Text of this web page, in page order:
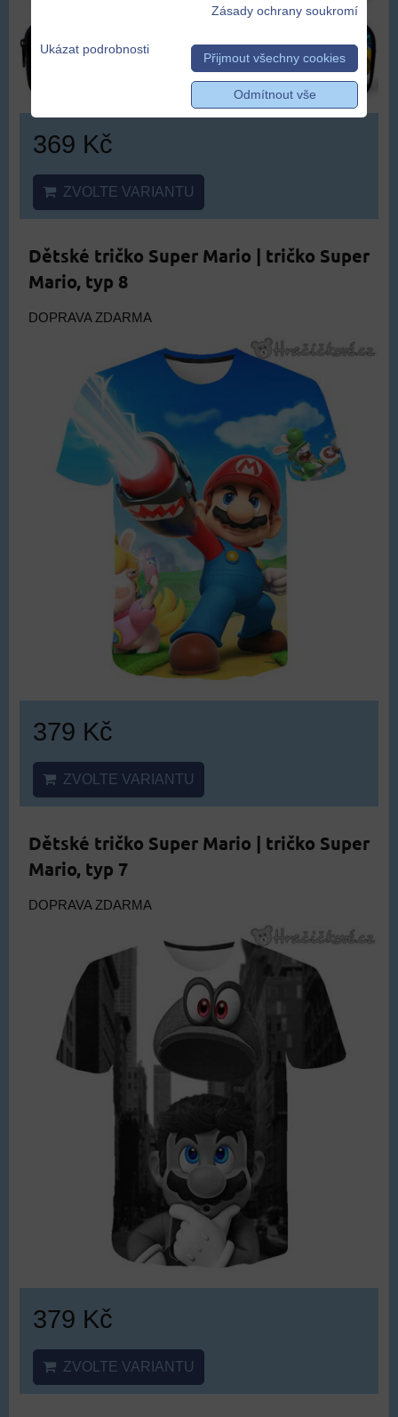
369 Kč
ZVOLTE VARIANTU
Dětské tričko Super Mario | tričko Super
Mario, typ 8
DOPRAVA ZDARMA
379 Kč
ZVOLTE VARIANTU
Dětské tričko Super Mario | tričko Super
Mario, typ 7
DOPRAVA ZDARMA
379 Kč
ZVOLTE VARIANTU
Zásady ochrany soukromí
Ukázat podrobnosti
Přijmout všechny cookies
Odmítnout vše